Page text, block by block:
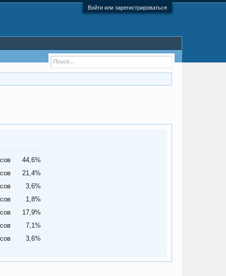
Войти или зарегистрироваться
44,6%
21,4%
3,6%
1,8%
17,9%
7,1%
3,6%